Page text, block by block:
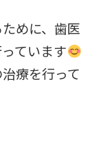
めに、 歯医
ています
療を行って